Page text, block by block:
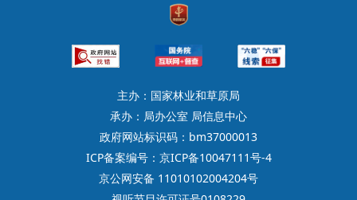
主办：国家林业和草原局
承办：局办公室 局信息中心
政府网站标识码：bm37000013
ICP备案编号：京ICP备10047111号-4
京公网安备 11010102004204号